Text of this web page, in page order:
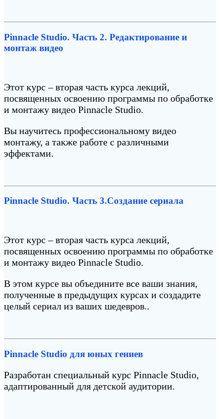
Pinnacle Studio. Часть 2. Редактирование и
монтаж видео
Этот курс – вторая часть курса лекций,
посвященных освоению программы по обработке
и монтажу видео Pinnacle Studio.
Вы научитесь профессиональному видео
монтажу, а также работе с различными
эффектами.
Pinnacle Studio. Часть 3.Создание сериала
Этот курс – вторая часть курса лекций,
посвященных освоению программы по обработке
и монтажу видео Pinnacle Studio.
В этом курсе вы объедините все ваши знания,
полученные в предыдущих курсах и создадите
целый сериал из ваших шедевров..
Pinnacle Studio для юных гениев
Разработан специальный курс Pinnacle Studio,
адаптированный для детской аудитории.